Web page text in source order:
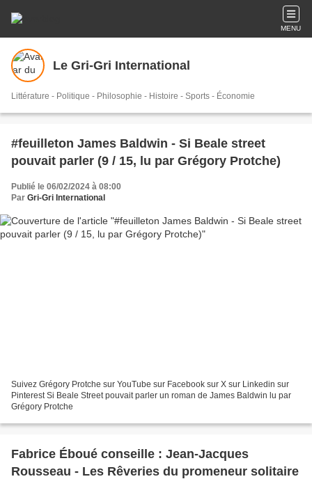
MENU
Le Gri-Gri International
Littérature - Politique - Philosophie - Histoire - Sports - Économie
#feuilleton James Baldwin - Si Beale street
pouvait parler (9 / 15, lu par Grégory Protche)
Publié le 06/02/2024 à 08:00
Par Gri-Gri International
Suivez Grégory Protche sur YouTube sur Facebook sur X sur Linkedin sur
Pinterest Si Beale Street pouvait parler un roman de James Baldwin lu par
Grégory Protche
Fabrice Éboué conseille : Jean-Jacques
Rousseau - Les Rêveries du promeneur solitaire